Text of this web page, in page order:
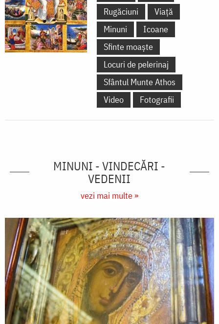
Rugăciuni
Viață
Minuni
Icoane
Sfinte moaște
Locuri de pelerinaj
Sfântul Munte Athos
Video
Fotografii
MINUNI - VINDECĂRI -
VEDENII
vezi mai multe »